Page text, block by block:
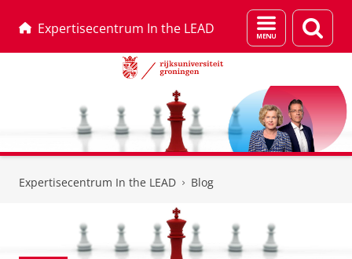
Expertisecentrum In the LEAD
Menu
en
Expertisecentrum In the LEAD Blog